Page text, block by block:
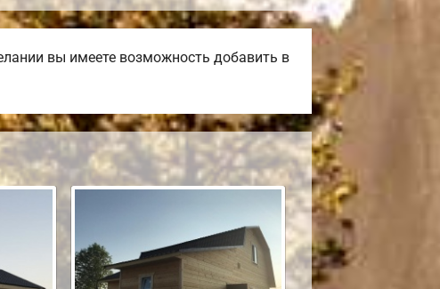
вы имеете возможность добавить в